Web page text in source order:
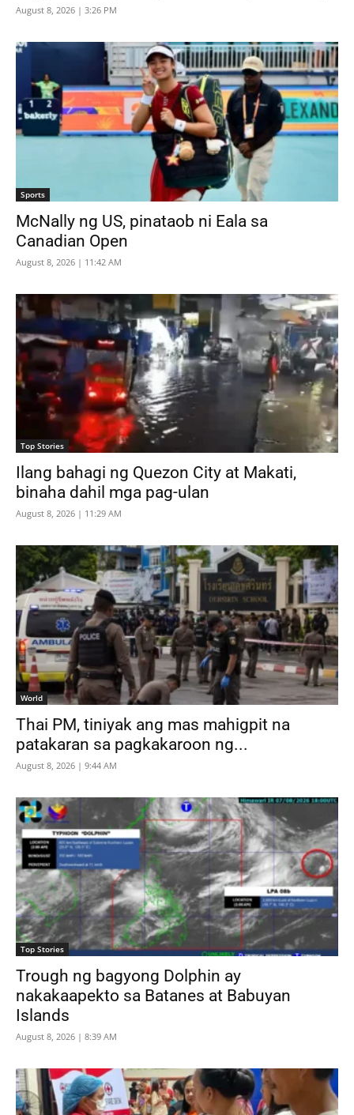
August 8, 2026 | 3:26 PM
Sports
McNally ng US, pinataob ni Eala sa
Canadian Open
August 8, 2026 | 11:42 AM
Top Stories
Ilang bahagi ng Quezon City at Makati,
binaha dahil mga pag-ulan
August 8, 2026 | 11:29 AM
World
Thai PM, tiniyak ang mas mahigpit na
patakaran sa pagkakaroon ng...
August 8, 2026 | 9:44 AM
Top Stories
Trough ng bagyong Dolphin ay
nakakaapekto sa Batanes at Babuyan
Islands
August 8, 2026 | 8:39 AM